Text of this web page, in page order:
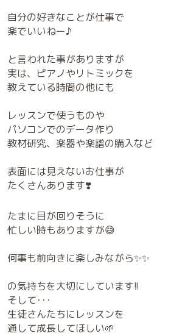
自分の好きなことが仕事で
楽でいいねー♪
と言われた事がありますが
実は、ピアノやリトミックを
教えている時間の他にも
レッスンで使うものや
パソコンでのデータ作り
教材研究、楽器や楽譜の購入など
表面には見えないお仕事が
たくさんあります❣️
たまに目が回りそうに
忙しい時もありますが😅
何事も前向きに楽しみながら✨✨
の気持ちを大切にしています!!
そして･･･
生徒さんたちにレッスンを
通して成長してほしい🌱